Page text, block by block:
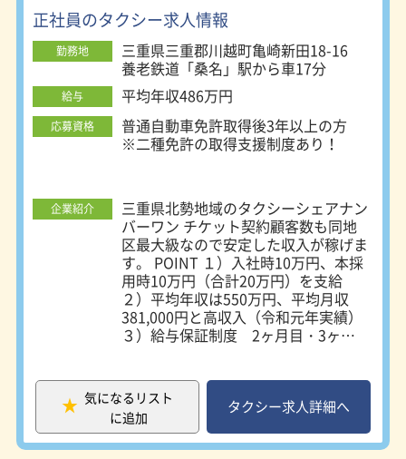
正社員のタクシー求人情報
勤務地
三重県三重郡川越町亀崎新田18-16
養老鉄道「桑名」駅から車17分
給与 平均年収486万円
応募資格
普通自動車免許取得後3年以上の方
※二種免許の取得支援制度あり！
企業紹介
三重県北勢地域のタクシーシェアナン
バーワン チケット契約顧客数も同地
区最大級なので安定した収入が稼げま
す。 POINT １）入社時10万円、本採
用時10万円（合計20万円）を支給
２）平均年収は550万円、平均月収
381,000円と高収入（令和元年実績）
３）給与保証制度 2ヶ月目・3ヶ月
し営業なし！ ５）二種免許取得費用
を全額会社が負担 ６）「女性ドライ
バー応援企業」に認定 ７）最長75歳
まで勤務することが可能 名鉄四日市
気になるリスト
に追加
タクシー求人詳細へ